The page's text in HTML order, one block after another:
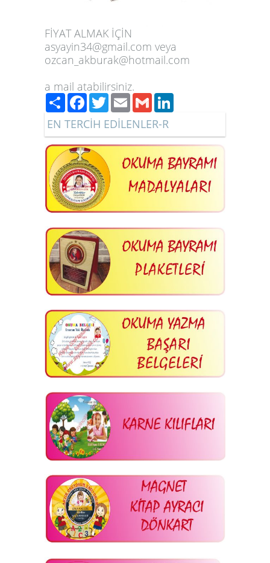
FİYAT ALMAK İÇİN
asyayin34@gmail.com veya
ozcan_akburak@hotmail.com
a mail atabilirsiniz.
PaylaşFacebook
TwitterEmailGmail
EN TERCİH EDİLENLER-R